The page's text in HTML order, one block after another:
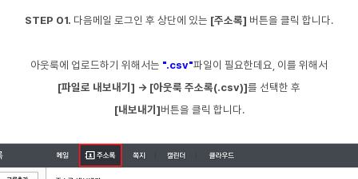
STEP 01. 다음메일 로그인 후 상단에 있는 [주소록] 버튼을 클릭 합니다.
아웃룩에 업로드하기 위해서는 ".csv"파일이 필요한데요, 이를 위해서
[파일로 내보내기] → [아웃룩 주소록(.csv)]를 선택한 후
[내보내기]버튼을 클릭 합니다.